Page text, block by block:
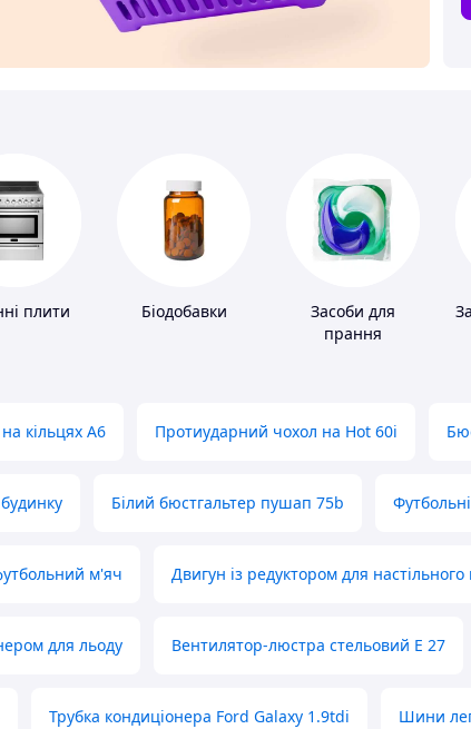
плити Біодобавки
Засоби для
прання
кільцях А6 Протиударний чохол на Hot 60i
Білий бюстгальтер пушап 75b
м'яч Двигун із редуктором для
для льоду Вентилятор-люстра стельовий E 27
Трубка кондиціонера Ford Galaxy 1.9tdi Шини